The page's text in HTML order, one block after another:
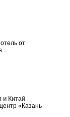
от
Китай
«Казань